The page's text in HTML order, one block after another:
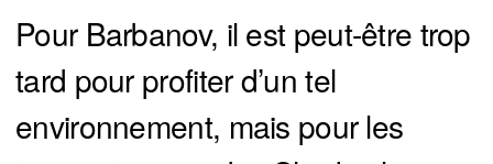
Pour Barbanov, il est peut-être trop
tard pour profiter d’un tel
environnement, mais pour les